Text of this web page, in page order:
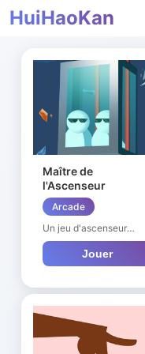
HuiHaoKan
Maître de
l'Ascenseur
Arcade
Un jeu d'ascenseur
palpitant et excitant.
Veuillez amener les
passagers de
toute sécurité ! Vous
devez faire atterrir
l'ascenseur en toute
sécurité sans toucher
d'obstacles. Appuyez et
Jouer